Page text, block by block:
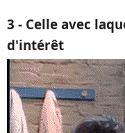
3 - Celle avec
d'intérêt